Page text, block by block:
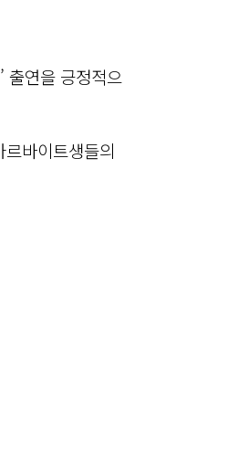
출연을 긍정적으
바이트생들의